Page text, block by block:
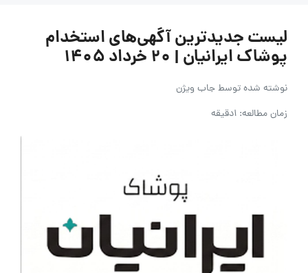
لیست جدیدترین آگهی‌های استخدام
پوشاک ایرانیان | ۲۰ خرداد ۱۴۰۵
نوشته شده توسطجاب ویژن
زمان مطالعه: 1دقیقه